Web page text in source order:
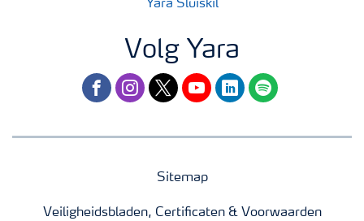
Yara Sluiskil
Volg Yara
facebookinstagram
twitteryoutubelinkedinspotify
Sitemap
Veiligheidsbladen, Certificaten & Voorwaarden